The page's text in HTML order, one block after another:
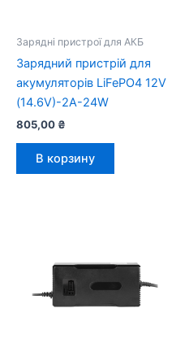
Зарядні пристрої для АКБ
Зарядний пристрій для
акумуляторів LiFePO4 12V
(14.6V)-2A-24W
805,00 ₴
В корзину